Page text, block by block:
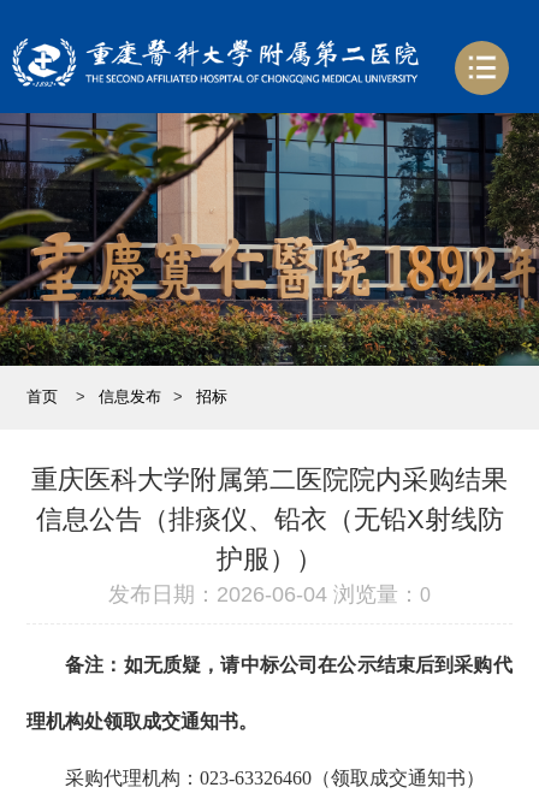
首页 > 信息发布 > 招标
重庆医科大学附属第二医院院内采购结果
信息公告（排痰仪、铅衣（无铅X射线防
护服））
发布日期：2026-06-04 浏览量： 0
备注：如无质疑，请中标公司在公示结束后到采购代
理机构处领取成交通知书。
采购代理机构：023-63326460（领取成交通知书）